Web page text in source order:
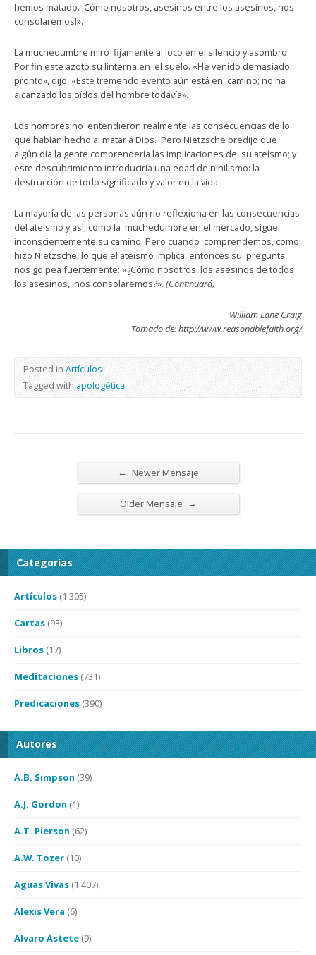
hemos matado. ¡Cómo nosotros, asesinos entre los asesinos, nos
consolaremos!».
La muchedumbre miró fijamente al loco en el silencio y asombro.
Por fin este azotó su linterna en el suelo. «He venido demasiado
pronto», dijo. «Este tremendo evento aún está en camino; no ha
alcanzado los oídos del hombre todavía».
Los hombres no entendieron realmente las consecuencias de lo
que habían hecho al matar a Dios. Pero Nietzsche predijo que
algún día la gente comprendería las implicaciones de su ateísmo; y
este descubrimiento introduciría una edad de nihilismo: la
destrucción de todo significado y valor en la vida.
La mayoría de las personas aún no reflexiona en las consecuencias
del ateísmo y así, como la muchedumbre en el mercado, sigue
inconscientemente su camino. Pero cuando comprendemos, como
hizo Nietzsche, lo que el ateísmo implica, entonces su pregunta
nos golpea fuertemente: «¿Cómo nosotros, los asesinos de todos
los asesinos, nos consolaremos?». (Continuará)
William Lane Craig
Tomado de: http://www.reasonablefaith.org/
Posted in Artículos
Tagged withapologética
← Newer Mensaje
Older Mensaje →
Categorías
Artículos (1.305)
Cartas (93)
Libros (17)
Meditaciones (731)
Predicaciones (390)
Autores
A.B. Simpson (39)
A.J. Gordon (1)
A.T. Pierson (62)
A.W. Tozer (10)
Aguas Vivas (1.407)
Alexis Vera (6)
Alvaro Astete (9)